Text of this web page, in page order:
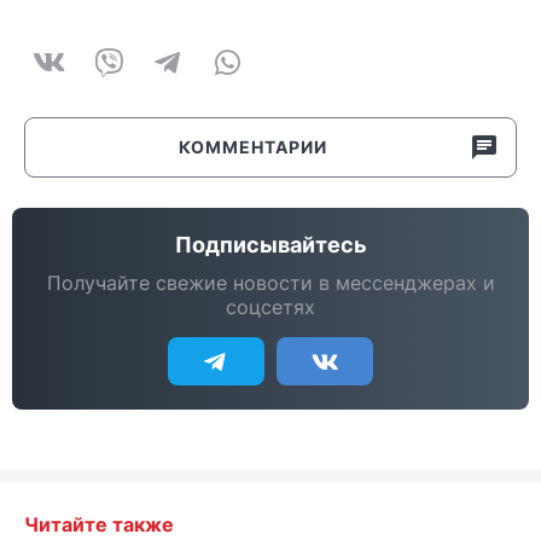
КОММЕНТАРИИ
Подписывайтесь
Получайте свежие новости в мессенджерах и
соцсетях
Читайте также